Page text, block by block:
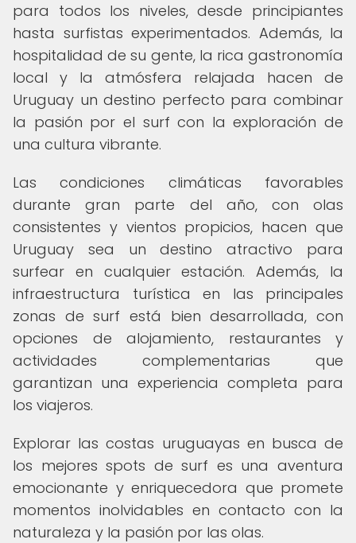
para todos los niveles, desde principiantes
hasta surfistas experimentados. Además, la
hospitalidad de su gente, la rica gastronomía
local y la atmósfera relajada hacen de
Uruguay un destino perfecto para combinar
la pasión por el surf con la exploración de
una cultura vibrante.
Las condiciones climáticas favorables
durante gran parte del año, con olas
consistentes y vientos propicios, hacen que
Uruguay sea un destino atractivo para
surfear en cualquier estación. Además, la
infraestructura turística en las principales
zonas de surf está bien desarrollada, con
opciones de alojamiento, restaurantes y
actividades complementarias que
garantizan una experiencia completa para
los viajeros.
Explorar las costas uruguayas en busca de
los mejores spots de surf es una aventura
emocionante y enriquecedora que promete
momentos inolvidables en contacto con la
naturaleza y la pasión por las olas.